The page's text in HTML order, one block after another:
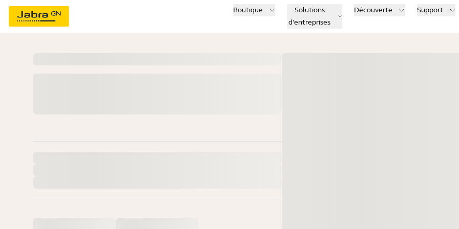
Boutique
Solutions
d'entreprises
Découverte Support